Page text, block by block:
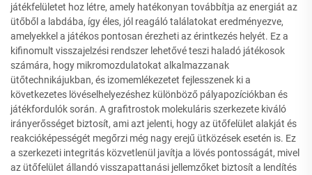
játékfelületet hoz létre, amely hatékonyan továbbítja az energiát az
ütőből a labdába, így éles, jól reagáló találatokat eredményezve,
amelyekkel a játékos pontosan érezheti az érintkezés helyét. Ez a
kifinomult visszajelzési rendszer lehetővé teszi haladó játékosok
számára, hogy mikromozdulatokat alkalmazzanak
ütőtechnikájukban, és izomemlékezetet fejlesszenek ki a
következetes lövéselhelyezéshez különböző pályapozíciókban és
játékfordulók során. A grafitrostok molekuláris szerkezete kiváló
irányerősséget biztosít, ami azt jelenti, hogy az ütőfelület alakját és
reakcióképességét megőrzi még nagy erejű ütközések esetén is. Ez
a szerkezeti integritás közvetlenül javítja a lövés pontosságát, mivel
az ütőfelület állandó visszapattanási jellemzőket biztosít a lendítés